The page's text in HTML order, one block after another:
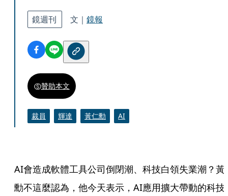
鏡週刊 文｜ 鏡報
贊助本文
裁員 輝達 黃仁勳 AI
AI會造成軟體工具公司倒閉潮、科技白領失業潮？黃
勳不這麼認為，他今天表示，AI應用擴大帶動的科技